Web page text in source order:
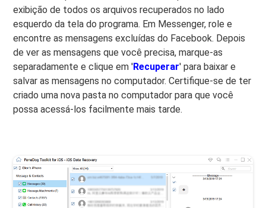
exibição de todos os arquivos recuperados no lado
esquerdo da tela do programa. Em Messenger, role e
encontre as mensagens excluídas do Facebook. Depois
de ver as mensagens que você precisa, marque-as
separadamente e clique em 'Recuperar' para baixar e
salvar as mensagens no computador. Certifique-se de ter
criado uma nova pasta no computador para que você
possa acessá-los facilmente mais tarde.